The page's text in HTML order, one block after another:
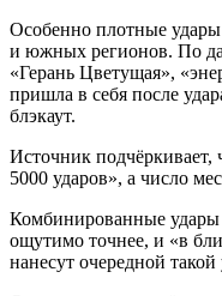
Особенно плотные
и южных регионов. По
«Герань Цветущая»,
пришла в себя после
блэкаут.
Источник подчёркивает,
5000 ударов», а число
Комбинированные
ощутимо точнее, и «в
нанесут очередной